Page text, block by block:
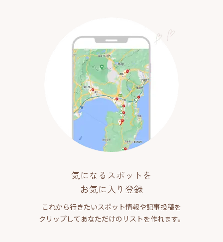
気になるスポットを
お気に入り登録
これから行きたいスポット情報や記事投稿を
クリップしてあなただけのリストを作れます。